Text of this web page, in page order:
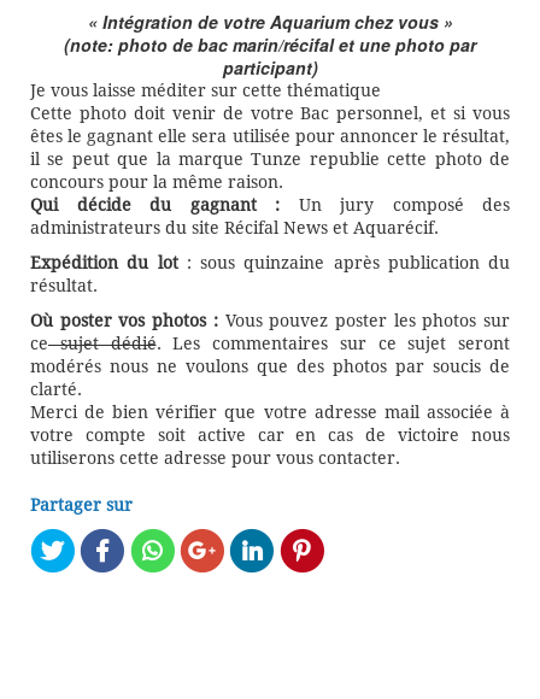
« Intégration de votre Aquarium chez vous »
(note: photo de bac marin/récifal et une photo par
participant)
Je vous laisse méditer sur cette thématique
Cette photo doit venir de votre Bac personnel, et si vous
êtes le gagnant elle sera utilisée pour annoncer le résultat,
il se peut que la marque Tunze republie cette photo de
concours pour la même raison.
Qui décide du gagnant : Un jury composé des
administrateurs du site Récifal News et Aquarécif.
Expédition du lot : sous quinzaine après publication du
résultat.
Où poster vos photos :Vous pouvez poster les photos sur
cesujet dédié. Les commentaires sur ce sujet seront
modérés nous ne voulons que des photos par soucis de
clarté.
Merci de bien vérifier que votre adresse mail associée à
votre compte soit active car en cas de victoire nous
utiliserons cette adresse pour vous contacter.
Partager sur